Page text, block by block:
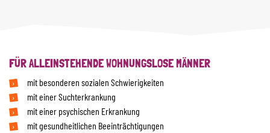
FÜR ALLEINSTEHENDE WOHNUNGSLOSE MÄNNER
mit besonderen sozialen Schwierigkeiten
mit einer Suchterkrankung
mit einer psychischen Erkrankung
mit gesundheitlichen Beeinträchtigungen